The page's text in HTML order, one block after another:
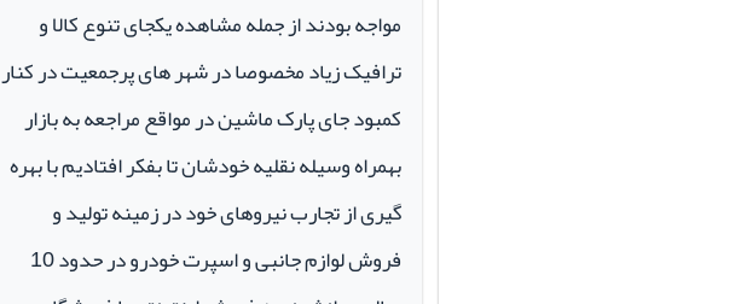
مواجه بودند از جمله مشاهده یکجای تنوع کالا و
ترافیک زیاد مخصوصا در شهر های پرجمعیت در کنار
کمبود جای پارک ماشین در مواقع مراجعه به بازار
بهمراه وسیله نقلیه خودشان تا بفکر افتادیم با بهره
گیری از تجارب نیروهای خود در زمینه تولید و
فروش لوازم جانبی و اسپرت خودرو در حدود 10